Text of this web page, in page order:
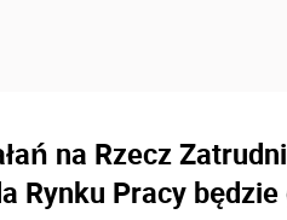
na Rzecz
Rynku Pracy będzie